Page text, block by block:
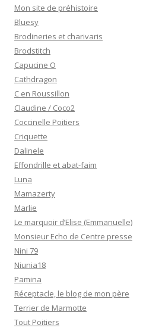
Mon site de préhistoire
Bluesy
Brodineries et charivaris
Brodstitch
Capucine O
Cathdragon
C en Roussillon
Claudine / Coco2
Coccinelle Poitiers
Criquette
Dalinele
Effondrille et abat-faim
Luna
Mamazerty
Marlie
Le marquoir d’Elise (Emmanuelle)
Monsieur Echo de Centre presse
Nini 79
Niunia18
Pamina
Réceptacle, le blog de mon père
Terrier de Marmotte
Tout Poitiers